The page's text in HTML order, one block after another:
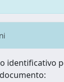
identificativo